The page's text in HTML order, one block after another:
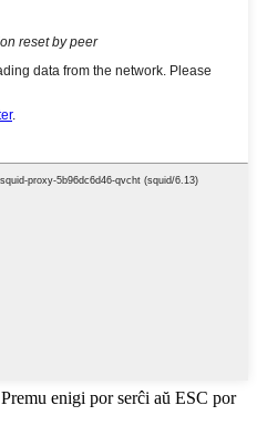
Premu enigi por serĉi aŭ ESC por